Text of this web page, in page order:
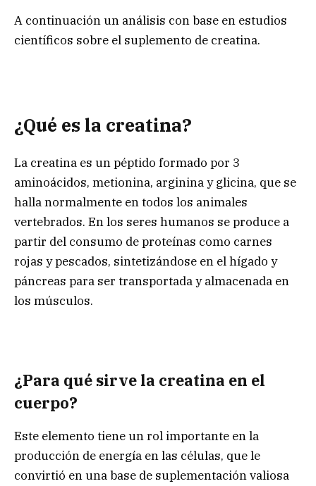
A continuación un análisis con base en estudios
científicos sobre el suplemento de creatina.
¿Qué es la creatina?
La creatina es un péptido formado por 3
aminoácidos, metionina, arginina y glicina, que se
halla normalmente en todos los animales
vertebrados. En los seres humanos se produce a
partir del consumo de proteínas como carnes
rojas y pescados, sintetizándose en el hígado y
páncreas para ser transportada y almacenada en
los músculos.
¿Para qué sirve la creatina en el
cuerpo?
Este elemento tiene un rol importante en la
producción de energía en las células, que le
convirtió en una base de suplementación valiosa